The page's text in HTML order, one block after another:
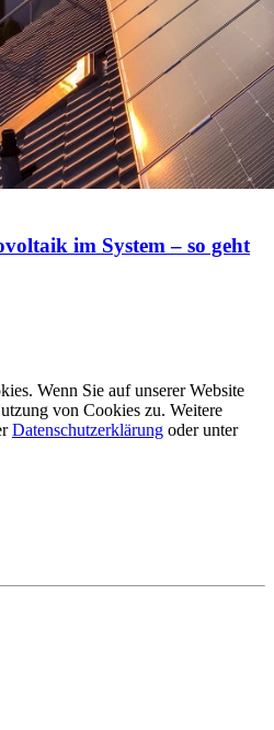
im System – so geht
Wenn Sie auf unserer Website
von Cookies zu. Weitere
Datenschutzerklärung oder unter